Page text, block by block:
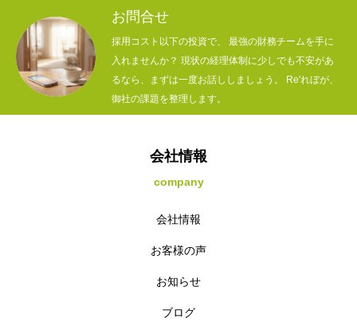
お問合せ
採用コスト以下の投資で、 最強の財務チームを手に
入れませんか？ 現状の経理体制に少しでも不安があ
るなら、まずは一度お話ししましょう。 Re'れぼが、
御社の課題を整理します。
会社情報
company
会社情報
お客様の声
お知らせ
ブログ